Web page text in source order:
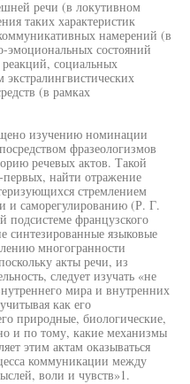
речи (в локутивном
таких характеристик
намерений (в
эмоциональных состояний
социальных
экстралингвистических
(в рамках
изучению номинации
фразеологизмов
речевых актов. Такой
найти отражение
стремлением
и саморегулированию (Р. Г.
подсистеме французского
синтезированные языковые
многогранности
акты речи, из
следует изучать «не
мира и внутренних
как его
природные, биологические,
и по тому, какие механизмы
этим актам оказываться
коммуникации между
воли и чувств»1.